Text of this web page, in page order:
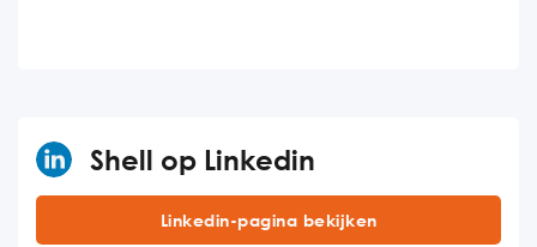
Shell op Linkedin
Linkedin-pagina bekijken